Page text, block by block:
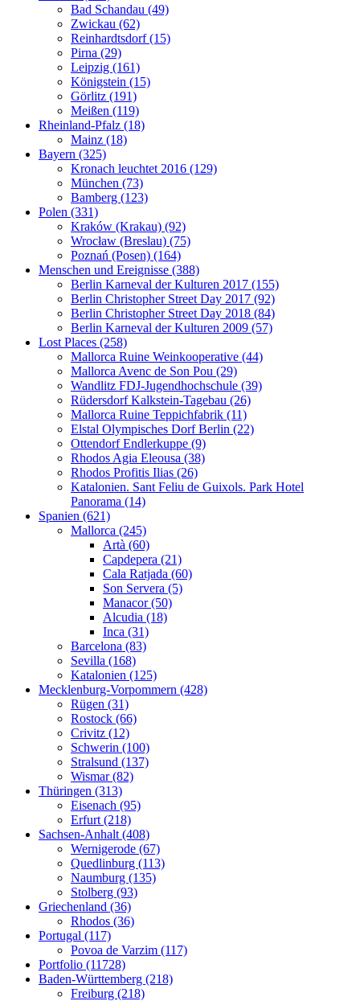
Bad Schandau (49)
Zwickau (62)
Reinhardtsdorf (15)
Pirna (29)
Leipzig (161)
Königstein (15)
Görlitz (191)
Meißen (119)
Rheinland-Pfalz (18)
Mainz (18)
Bayern (325)
Kronach leuchtet 2016 (129)
München (73)
Bamberg (123)
Polen (331)
Kraków (Krakau) (92)
Wrocław (Breslau) (75)
Poznań (Posen) (164)
Menschen und Ereignisse (388)
Berlin Karneval der Kulturen 2017 (155)
Berlin Christopher Street Day 2017 (92)
Berlin Christopher Street Day 2018 (84)
Berlin Karneval der Kulturen 2009 (57)
Lost Places (258)
Mallorca Ruine Weinkooperative (44)
Mallorca Avenc de Son Pou (29)
Wandlitz FDJ-Jugendhochschule (39)
Rüdersdorf Kalkstein-Tagebau (26)
Mallorca Ruine Teppichfabrik (11)
Elstal Olympisches Dorf Berlin (22)
Ottendorf Endlerkuppe (9)
Rhodos Agia Eleousa (38)
Rhodos Profitis Ilias (26)
Katalonien. Sant Feliu de Guixols. Park Hotel
Panorama (14)
Spanien (621)
Mallorca (245)
Artà (60)
Capdepera (21)
Cala Ratjada (60)
Son Servera (5)
Manacor (50)
Alcudia (18)
Inca (31)
Barcelona (83)
Sevilla (168)
Katalonien (125)
Mecklenburg-Vorpommern (428)
Rügen (31)
Rostock (66)
Crivitz (12)
Schwerin (100)
Stralsund (137)
Wismar (82)
Thüringen (313)
Eisenach (95)
Erfurt (218)
Sachsen-Anhalt (408)
Wernigerode (67)
Quedlinburg (113)
Naumburg (135)
Stolberg (93)
Griechenland (36)
Rhodos (36)
Portugal (117)
Povoa de Varzim (117)
Portfolio (11728)
Baden-Württemberg (218)
Freiburg (218)